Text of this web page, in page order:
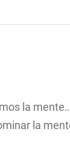
la
la